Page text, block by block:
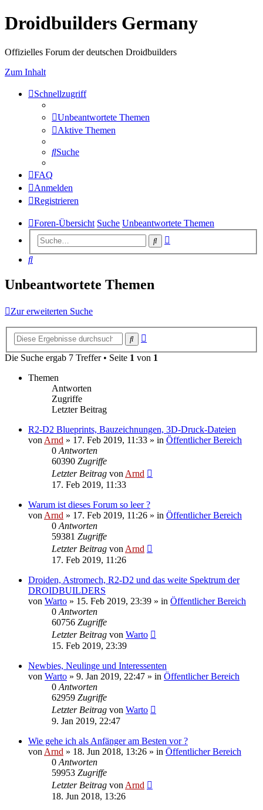
Droidbuilders Germany
Offizielles Forum der deutschen Droidbuilders
Zum Inhalt
Schnellzugriff
Unbeantwortete Themen
Aktive Themen
Suche
FAQ
Anmelden
Registrieren
Foren-Übersicht Suche Unbeantwortete Themen
Suche
Suche
Unbeantwortete Themen
Zur erweiterten Suche
Suche
Die Suche ergab 7 Treffer • Seite 1 von 1
Themen
Antworten
Zugriffe
Letzter Beitrag
R2-D2 Blueprints, Bauzeichnungen, 3D-Druck-Dateien
von Arnd » 17. Feb 2019, 11:33 » in Öffentlicher Bereich
0 Antworten
60390 Zugriffe
Letzter Beitrag von Arnd
17. Feb 2019, 11:33
Warum ist dieses Forum so leer ?
von Arnd » 17. Feb 2019, 11:26 » in Öffentlicher Bereich
0 Antworten
59381 Zugriffe
Letzter Beitrag von Arnd
17. Feb 2019, 11:26
Droiden, Astromech, R2-D2 und das weite Spektrum der
DROIDBUILDERS
von Warto » 15. Feb 2019, 23:39 » in Öffentlicher Bereich
0 Antworten
60756 Zugriffe
Letzter Beitrag von Warto
15. Feb 2019, 23:39
Newbies, Neulinge und Interessenten
von Warto » 9. Jan 2019, 22:47 » in Öffentlicher Bereich
0 Antworten
62959 Zugriffe
Letzter Beitrag von Warto
9. Jan 2019, 22:47
Wie gehe ich als Anfänger am Besten vor ?
von Arnd » 18. Jun 2018, 13:26 » in Öffentlicher Bereich
0 Antworten
59953 Zugriffe
Letzter Beitrag von Arnd
18. Jun 2018, 13:26